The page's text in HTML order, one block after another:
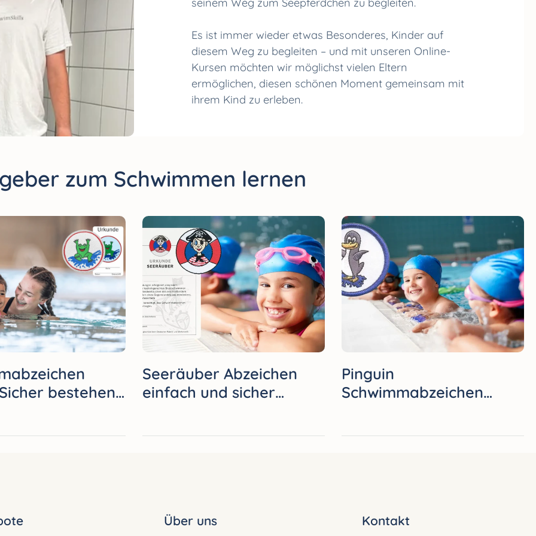
Es ist immer wieder etwas Besonderes, Kinder auf
diesem Weg zu begleiten – und mit unseren Online-
Kursen möchten wir möglichst vielen Eltern
ermöglichen, diesen schönen Moment gemeinsam mit
ihrem Kind zu erleben.
zum Schwimmen lernen
bestehen
Seeräuber Abzeichen
einfach und sicher
Pinguin
Schwimmabzeichen
Über uns Kontakt